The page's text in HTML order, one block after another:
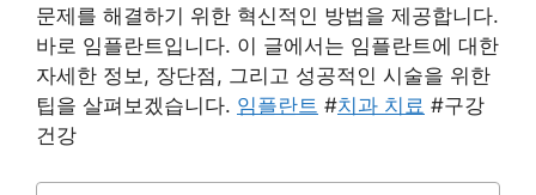
문제를 해결하기 위한 혁신적인 방법을 제공합니다.
바로 임플란트입니다. 이 글에서는 임플란트에 대한
자세한 정보, 장단점, 그리고 성공적인 시술을 위한
팁을 살펴보겠습니다. 임플란트 #치과 치료 #구강
건강